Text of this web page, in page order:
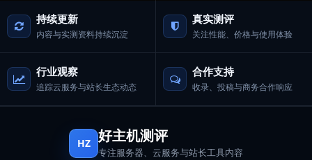
持续更新
内容与实测资料持续沉淀
真实测评
关注性能、价格与使用体验
行业观察
追踪云服务与站长生态动态
合作支持
收录、投稿与商务合作响应
HZ 好主机测评
专注服务器、云服务与站长工具内容